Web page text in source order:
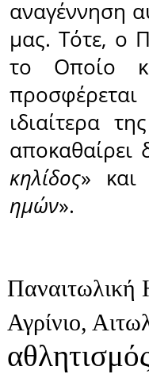
αναγέννηση
μας. Τότε, ο
το Οποίο
ιδιαίτερα
κηλίδος» και
ημών».
Παναιτωλική
Αγρίνιο,